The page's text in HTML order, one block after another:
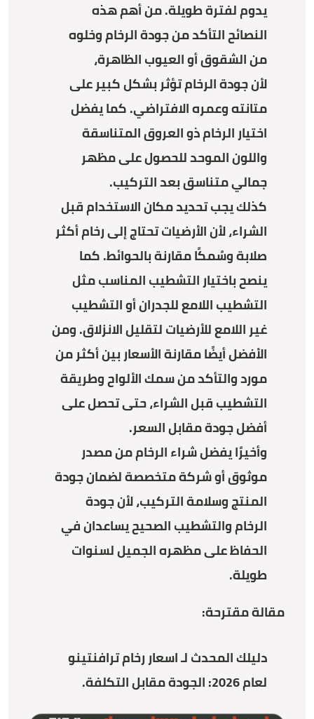
يدوم لفترة طويلة. من أهم هذه
النصائح التأكد من جودة الرخام وخلوه
من الشقوق أو العيوب الظاهرة،
لأن جودة الرخام تؤثر بشكل كبير على
متانته وعمره الافتراضي. كما يفضل
اختيار الرخام ذو العروق المتناسقة
واللون الموحد للحصول على مظهر
جمالي متناسق بعد التركيب.
كذلك يجب تحديد مكان الاستخدام قبل
الشراء، لأن الأرضيات تحتاج إلى رخام أكثر
صلابة وسُمكًا مقارنة بالحوائط. كما
ينصح باختيار التشطيب المناسب مثل
التشطيب اللامع للجدران أو التشطيب
غير اللامع للأرضيات لتقليل الانزلاق. ومن
الأفضل أيضًا مقارنة الأسعار بين أكثر من
مورد والتأكد من سمك الألواح وطريقة
التشطيب قبل الشراء، حتى تحصل على
أفضل جودة مقابل السعر.
وأخيرًا يفضل شراء الرخام من مصدر
موثوق أو شركة متخصصة لضمان جودة
المنتج وسلامة التركيب، لأن جودة
الرخام والتشطيب الصحيح يساعدان في
الحفاظ على مظهره الجميل لسنوات
طويلة.
مقالة مقترحة:
دليلك المحدث لـ اسعار رخام ترافنتينو
لعام 2026: الجودة مقابل التكلفة
.